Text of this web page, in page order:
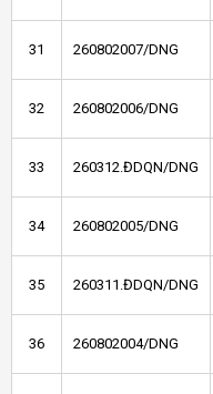
31 260802007/DNG
32 260802006/DNG
33 260312.ĐDQN/DNG
34 260802005/DNG
35 260311.ĐDQN/DNG
36 260802004/DNG